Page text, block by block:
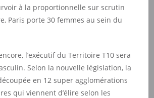
à la proportionnelle sur scrutin
Paris porte 30 femmes au sein du
l’exécutif du Territoire T10 sera
Selon la nouvelle législation, la
en 12 super agglomérations
qui viennent d’élire selon les